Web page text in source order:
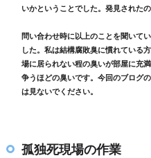
いかということでした。発見された
問い合わせ時に以上のことを聞いて
した。私は結構腐敗臭に慣れている
場に居られない程の臭いが部屋に充
争うほどの臭いです。今回のブログ
は見ないでください。
孤独死現場の作業